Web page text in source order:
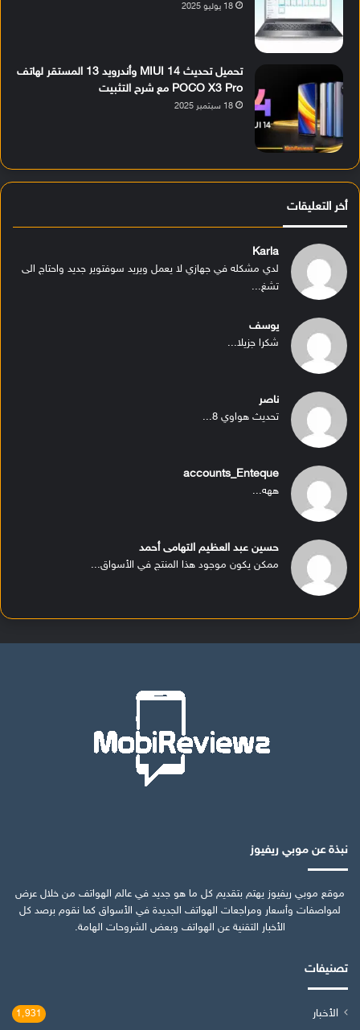
18 يوليو 2025
تحميل تحديث MIUI 14 وأندرويد 13 المستقر لهاتف
POCO X3 Pro مع شرح التثبيت
18 سبتمبر 2025
أخر التعليقات
Karla
لدي مشكله في جهازي لا يعمل ويريد سوفتوير جديد واحتاج الى
تشغ...
يوسف
شكرا جزيلا...
ناصر
تحديث هواوي 8...
accounts_Enteque
ههه...
حسين عبد العظيم التهامى أحمد
ممكن يكون موجود هذا المنتج في الأسواق...
نبذة عن موبي ريفيوز
موقع موبي ريفيوز يهتم بتقديم كل ما هو جديد في عالم الهواتف من خلال عرض
لمواصفات وأسعار ومراجعات الهواتف الجديدة في الأسواق كما نقوم برصد كل
الأخبار التقنية عن الهواتف وبعض الشروحات الهامة.
تصنيفات
الأخبار 1٬931